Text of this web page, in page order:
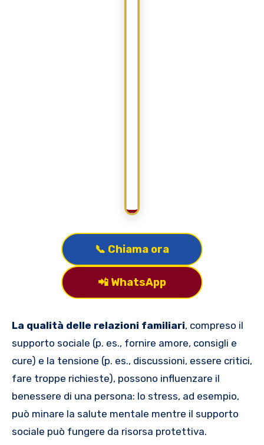
📞 Chiama ora
📲 WhatsApp
La qualità delle relazioni familiari, compreso il
supporto sociale (p. es., fornire amore, consigli e
cure) e la tensione (p. es., discussioni, essere critici,
fare troppe richieste), possono influenzare il
benessere di una persona: lo stress, ad esempio,
può minare la salute mentale mentre il supporto
sociale può fungere da risorsa protettiva.